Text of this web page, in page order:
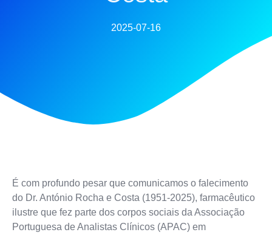
2025-07-16
É com profundo pesar que comunicamos o falecimento
do Dr. António Rocha e Costa (1951-2025), farmacêutico
ilustre que fez parte dos corpos sociais da Associação
Portuguesa de Analistas Clínicos (APAC) em